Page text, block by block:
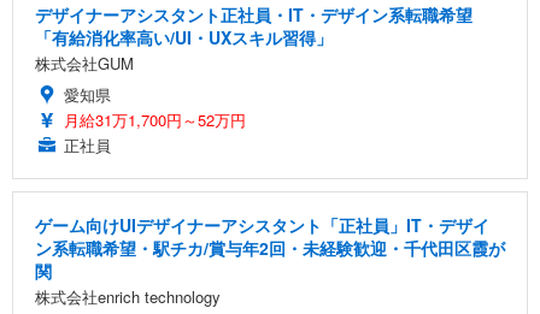
デザイナーアシスタント正社員・IT・デザイン系転職希望
「有給消化率高い/UI・UXスキル習得」
株式会社GUM
愛知県
月給31万1,700円～52万円
正社員
ゲーム向けUIデザイナーアシスタント「正社員」IT・デザイ
ン系転職希望・駅チカ/賞与年2回・未経験歓迎・千代田区霞が
関
株式会社enrich technology